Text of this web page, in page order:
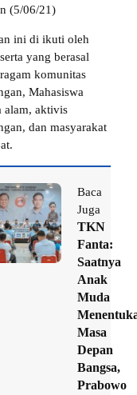
(5/06/21)
ini di ikuti oleh
yang berasal
komunitas
Mahasiswa
alam, aktivis
dan masyarakat
Baca
Juga
TKN
Fanta:
Saatnya
Anak
Muda
Masa
Depan
Bangsa,
Prabowo